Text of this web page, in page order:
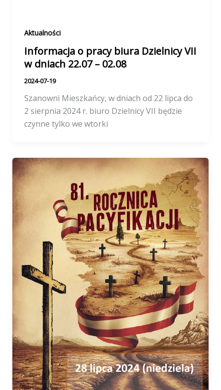
Aktualności
Informacja o pracy biura Dzielnicy VII
w dniach 22.07 – 02.08
2024-07-19
Szanowni Mieszkańcy, w dniach od 22 lipca do
2 sierpnia 2024 r. biuro Dzielnicy VII będzie
czynne tylko we wtorki